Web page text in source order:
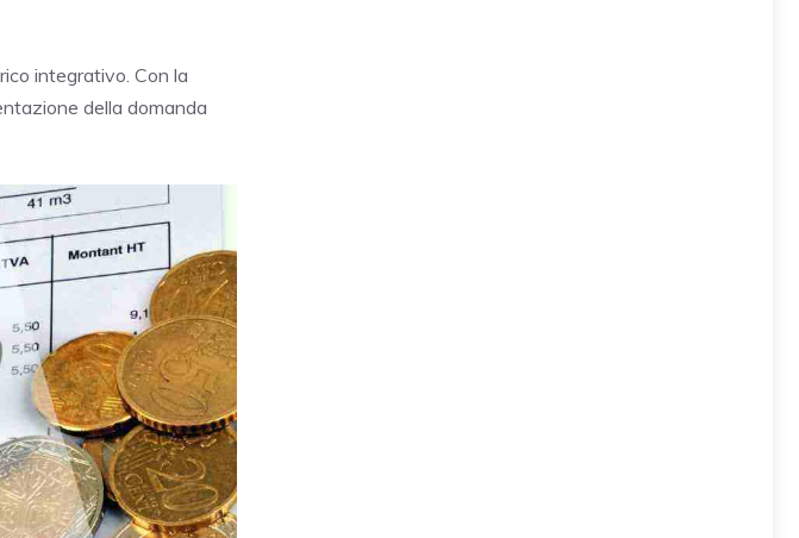
integrativo. Con la
della domanda